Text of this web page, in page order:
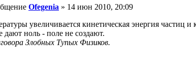
Ofegenia » 14 июн 2010, 20:09
увеличивается кинетическая энергия
ноль - поле не создают.
Злобных Тупых Физиков.